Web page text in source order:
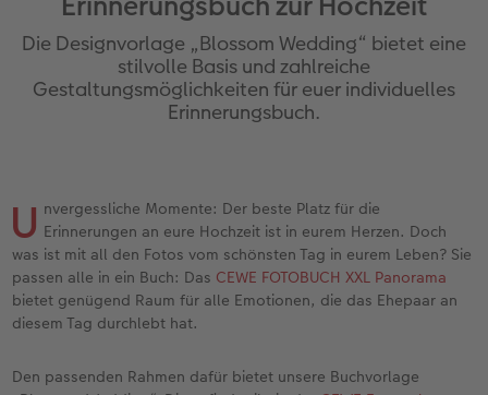
Jahrbuch gestalten
CEWE FOTOBUCH Kids
Panoramaseite
Designvorlagen
Foto-Kochbuch
Kundenbeispiele
Webinare
Dankeskarten Kommunion
Dankeskarten
Urlaubsgrüße
Papierqualitäten
Klappkarten
Fotokarten
Postkarten
Wandkalender mit Design
NEU: Wandkalender Fineline
Kalender-Kundenbeispiele
Extras
CEWE myPhotos
Max Case
Smartflip
PopGrip
CEWE myPhotos
Neuheiten
Gestaltungsideen
Anleitungen und Hilfe
Hochzeit
Familie
Fotowettbewerbe
Faszination Fotografie
Neuheiten
Die Designvorlage „Blossom Wedding“ bietet eine
stilvolle Basis und zahlreiche
Gestaltungsmöglichkeiten für euer individuelles
Erinnerungsbuch.
U nvergessliche Momente: Der beste Platz für die
Erinnerungen an eure Hochzeit ist in eurem Herzen. Doch
was ist mit all den Fotos vom schönsten Tag in eurem Leben? Sie
passen alle in ein Buch: Das CEWE FOTOBUCH XXL Panorama
bietet genügend Raum für alle Emotionen, die das Ehepaar an
diesem Tag durchlebt hat.
Den passenden Rahmen dafür bietet unsere Buchvorlage